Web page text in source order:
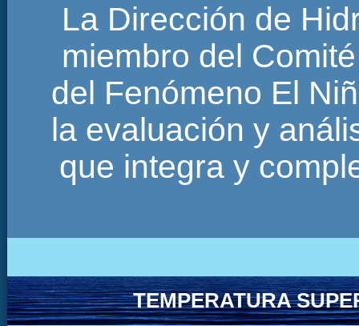
La Dirección de
miembro del
del Fenómeno El
la evaluación y
que integra y
TEMPERATURA